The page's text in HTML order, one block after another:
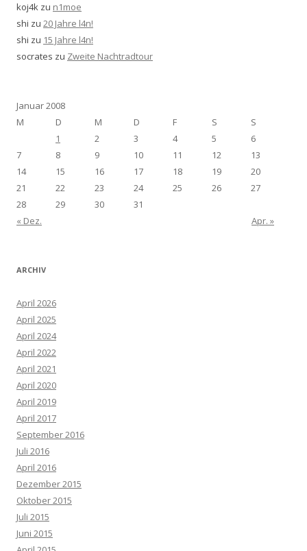
koj4k zu n1moe
shi zu 20 Jahre l4n!
shi zu 15 Jahre l4n!
socrates zu Zweite Nachtradtour
Januar 2008
M
D M D F S
S
1
2 3 4 5
6
7
8 9 10 11 12
13
14
15 16 17 18 19
20
21
22 23 24 25 26
27
28
29 30
31
« Dez.
Apr. »
ARCHIV
April 2026
April 2025
April 2024
April 2022
April 2021
April 2020
April 2019
April 2017
September 2016
Juli 2016
April 2016
Dezember 2015
Oktober 2015
Juli 2015
Juni 2015